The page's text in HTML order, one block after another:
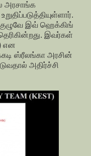
அரசாங்க
குழுவே இவ் ஹெக்கிங்
இவர்கள்
என
ஸ்ரீலங்கா அரசின்
அதிர்ச்சி